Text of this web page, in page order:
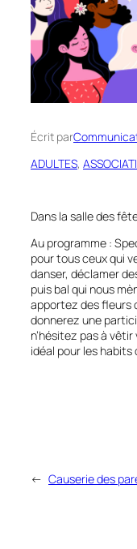
Écrit par
ADULTES,
Dans la salle des
Au programme :
pour tous ceux qui
danser, déclamer
puis bal qui nous
apportez des fleurs
donnerez une
n’hésitez pas à
idéal pour les
← Causerie des